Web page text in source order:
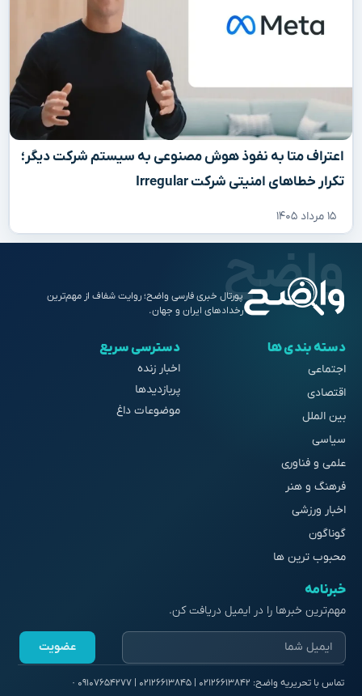
اعتراف متا به نفوذ هوش مصنوعی به سیستم شرکت دیگر؛
تکرار خطاهای امنیتی شرکت Irregular
۱۵ مرداد ۱۴۰۵
پورتال خبری فارسی واضح؛ روایت شفاف از مهم‌ترین
رخدادهای ایران و جهان.
دسته بندی ها
اجتماعی
اقتصادی
بین الملل
سیاسی
علمی و فناوری
فرهنگ و هنر
اخبار ورزشی
گوناگون
محبوب ترین ها
دسترسی سریع
اخبار زنده
پربازدیدها
موضوعات داغ
خبرنامه
مهم‌ترین خبرها را در ایمیل دریافت کن.
عضویت